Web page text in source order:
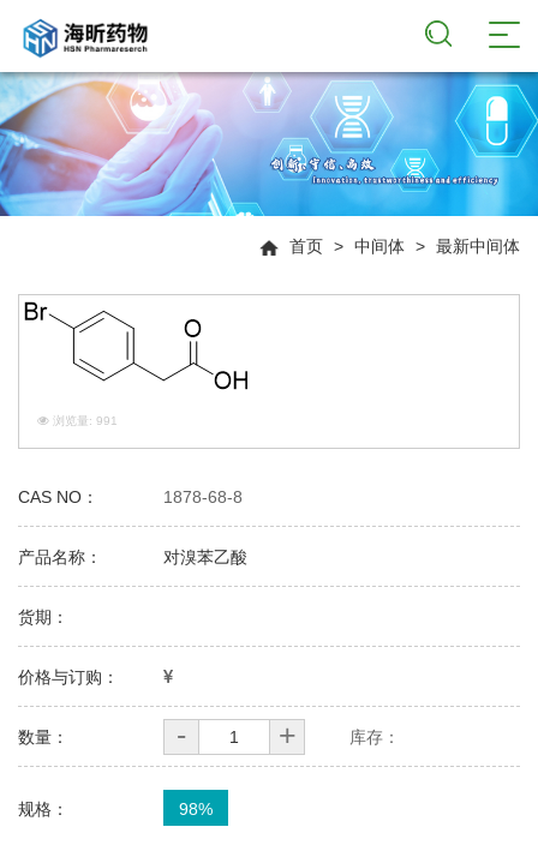
首页 > 中间体 > 最新中间体
浏览量: 991
CAS NO： 1878-68-8
产品名称： 对溴苯乙酸
货期：
价格与订购：
数量： - + 库存：
规格： 98%